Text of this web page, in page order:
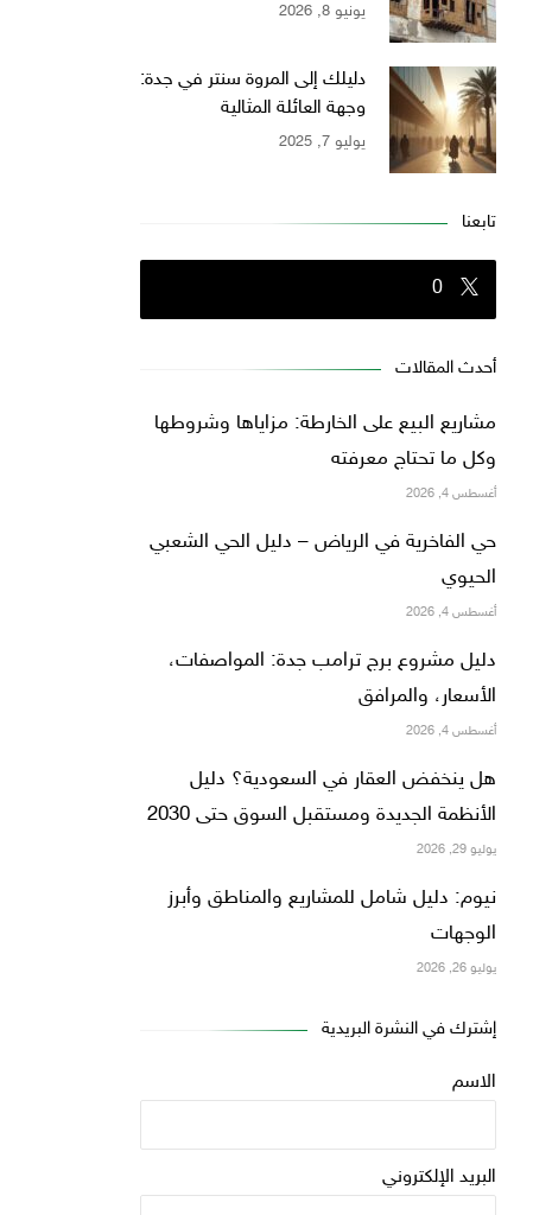
يونيو 8, 2026
دليلك إلى المروة سنتر في جدة:
وجهة العائلة المثالية
يوليو 7, 2025
تابعنا
0
أحدث المقالات
مشاريع البيع على الخارطة: مزاياها وشروطها
وكل ما تحتاج معرفته
أغسطس 4, 2026
حي الفاخرية في الرياض – دليل الحي الشعبي
الحيوي
أغسطس 4, 2026
دليل مشروع برج ترامب جدة: المواصفات،
الأسعار، والمرافق
أغسطس 4, 2026
هل ينخفض العقار في السعودية؟ دليل
الأنظمة الجديدة ومستقبل السوق حتى 2030
يوليو 29, 2026
نيوم: دليل شامل للمشاريع والمناطق وأبرز
الوجهات
يوليو 26, 2026
إشترك في النشرة البريدية
الاسم
البريد الإلكتروني